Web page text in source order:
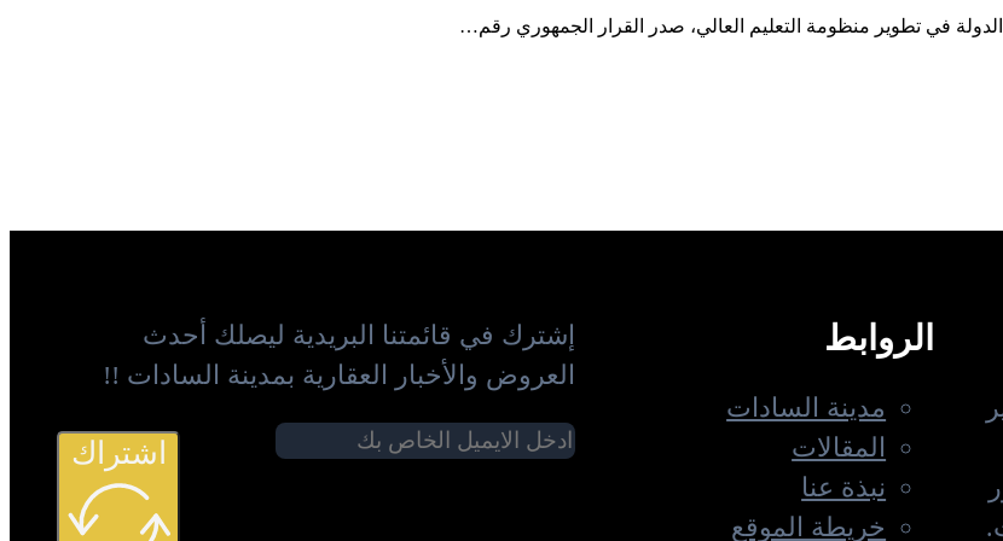
في تطوير منظومة التعليم العالي، صدر القرار الجمهوري رقم…
الروابط
مدينة السادات
المقالات
نبذة عنا
خريطة الموقع
إشترك في قائمتنا البريدية ليصلك أحدث
العروض والأخبار العقارية بمدينة السادات !!
اشتراك